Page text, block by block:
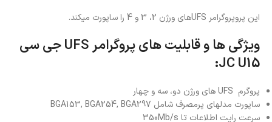
این پروپروگرامر UFSهای ورژن 2، 3 و 4 را ساپورت میکند.
ویژگی ها و قابلیت های پروگرامر UFS جی سی
JC U15:
پروگرم UFS های ورژن دو، سه و چهار
ساپورت مدلهای پرمصرف شامل BGA153, BGA254, BGA297
سرعت رایت اطلاعات تا 350Mb/s